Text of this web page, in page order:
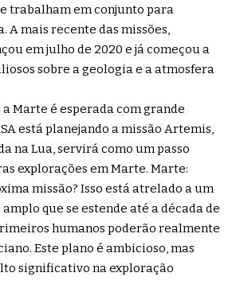
trabalham em conjunto para
A mais recente das missões,
em julho de 2020 e já começou a
sobre a geologia e a atmosfera
Marte é esperada com grande
está planejando a missão Artemis,
na Lua, servirá como um passo
explorações em Marte. Marte:
missão? Isso está atrelado a um
que se estende até a década de
humanos poderão realmente
Este plano é ambicioso, mas
significativo na exploração